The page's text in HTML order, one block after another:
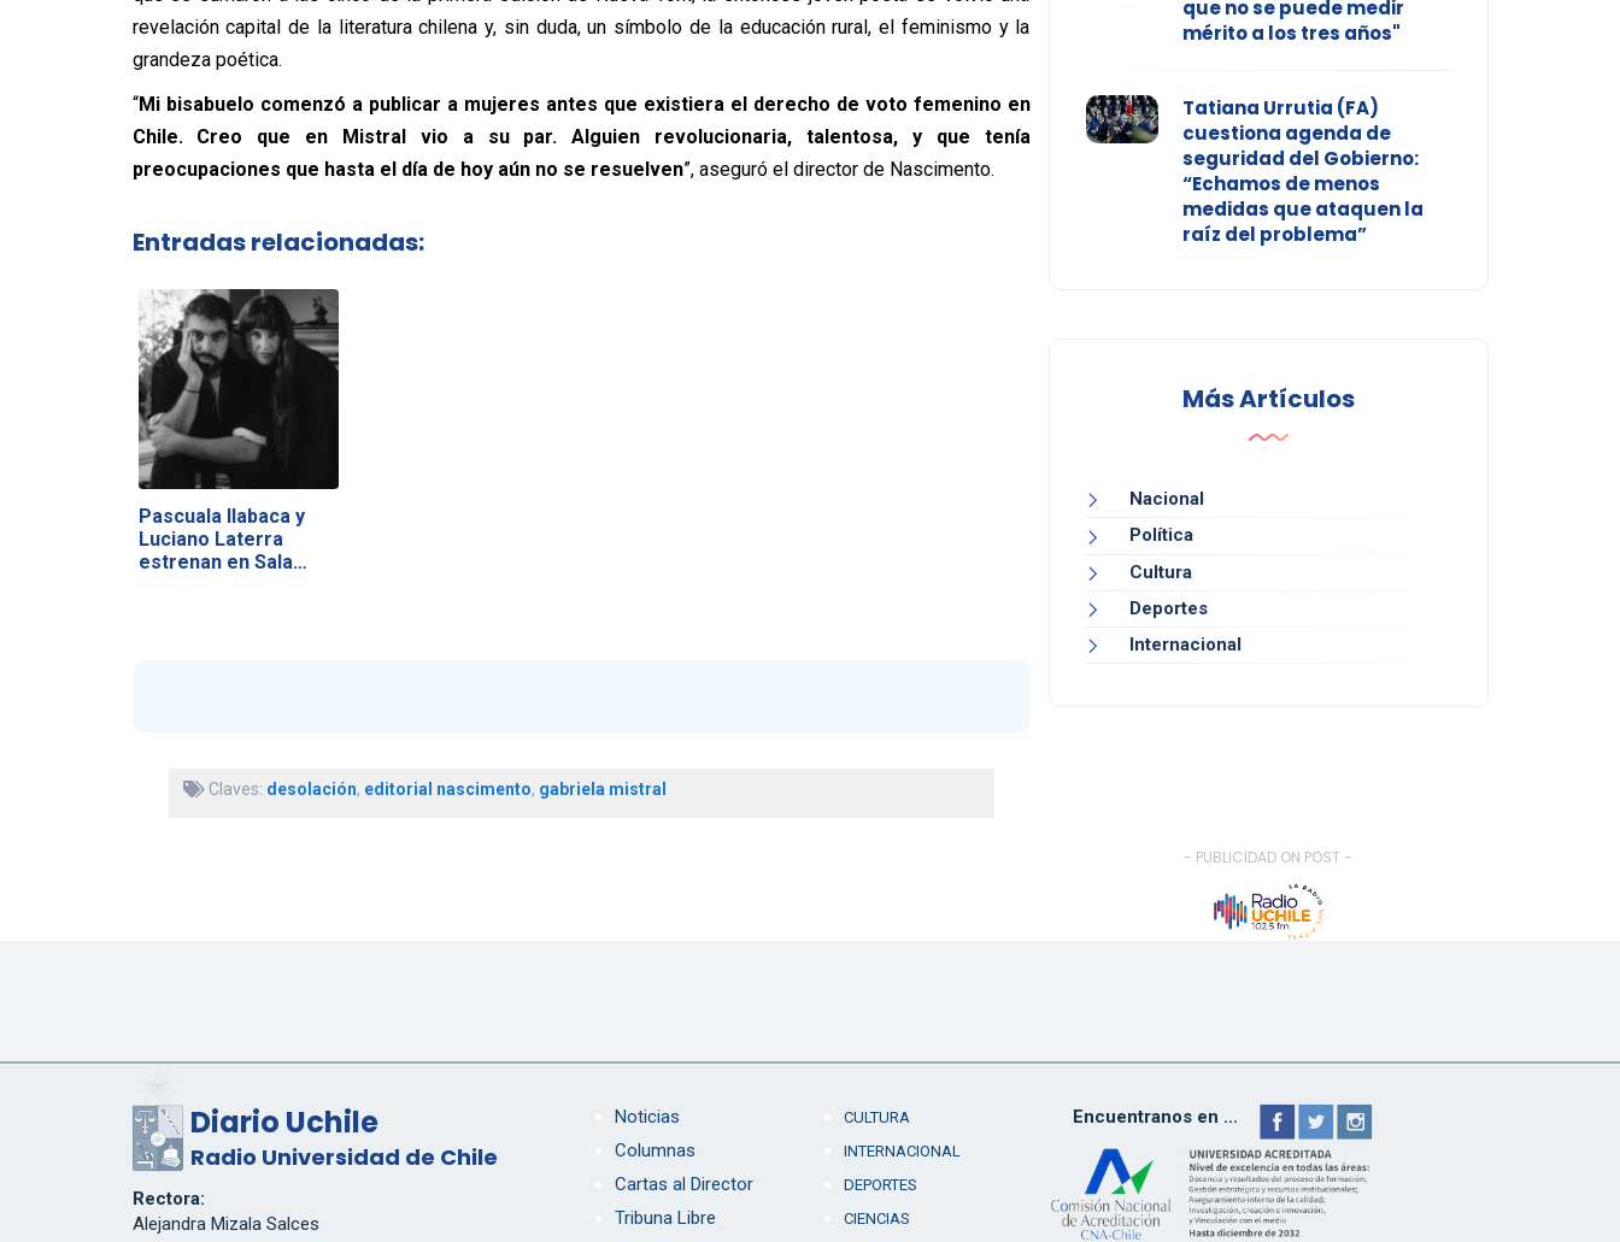
revelación capital de la literatura chilena y, sin duda, un símbolo de la educación rural, el feminismo y la
grandeza poética.
“Mi bisabuelo comenzó a publicar a mujeres antes que existiera el derecho de voto femenino en
Chile. Creo que en Mistral vio a su par. Alguien revolucionaria, talentosa, y que tenía
preocupaciones que hasta el día de hoy aún no se resuelven”, aseguró el director de Nascimento.
Entradas relacionadas:
Pascuala Ilabaca y
Luciano Laterra
estrenan en Sala…
Claves: desolación, editorial nascimento, gabriela mistral
que no se puede medir
mérito a los tres años"
Tatiana Urrutia (FA)
cuestiona agenda de
seguridad del Gobierno:
“Echamos de menos
medidas que ataquen la
raíz del problema”
Más Artículos
Nacional
Política
Cultura
Deportes
Internacional
- PUBLICIDAD ON POST -
Diario Uchile
Radio Universidad de Chile
Rectora:
Alejandra Mizala Salces
Noticias
Columnas
Cartas al Director
Tribuna Libre
CULTURA
INTERNACIONAL
DEPORTES
CIENCIAS
Encuentranos en ...